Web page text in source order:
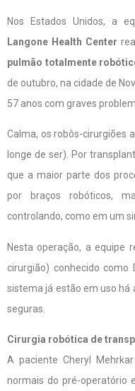
Nos Estados Unidos, a
Langone Health Center
pulmão totalmente
de outubro, na cidade de
57 anos com graves
Calma, os robôs-cirurgiões
longe de ser). Por
que a maior parte dos
por braços robóticos,
controlando, como em um
Nesta operação, a equipe
cirurgião) conhecido
sistema já estão em uso há
seguras.
Cirurgia robótica de
A paciente Cheryl
normais do pré-operatório